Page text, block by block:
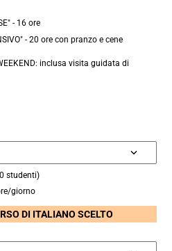
- 16 ore
- 20 ore con pranzo e cene
inclusa visita guidata di
studenti)
giorno
DI ITALIANO SCELTO